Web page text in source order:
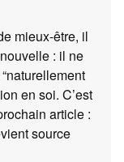
mieux-être, il
: il ne
en soi. C’est
article :
source